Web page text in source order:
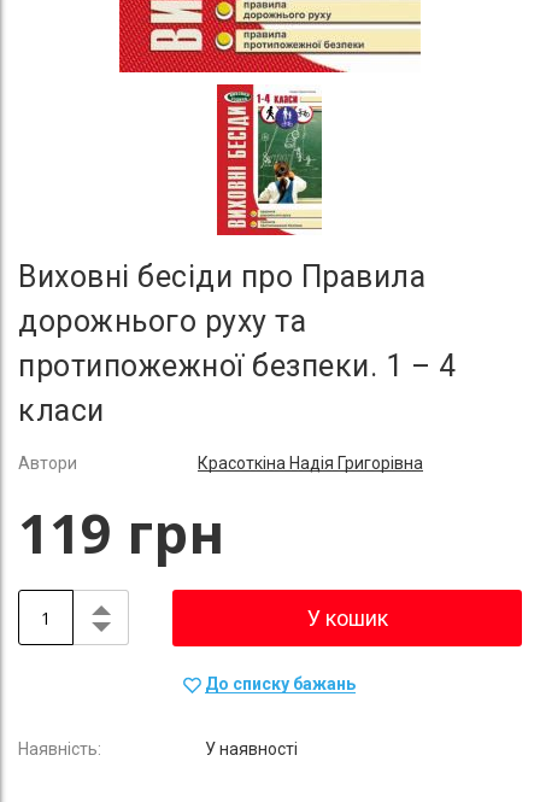
Виховні бесіди про Правила
дорожнього руху та
протипожежної безпеки. 1 – 4
класи
Автори Красоткіна Надія Григорівна
119 грн
У кошик
До списку бажань
У наявності